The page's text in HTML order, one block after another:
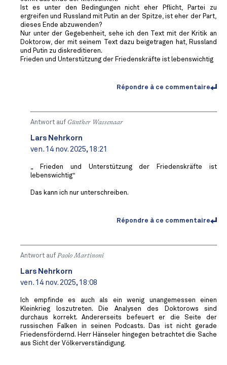
Ist es unter den Bedingungen nicht eher Pflicht, Partei zu
ergreifen und Russland mit Putin an der Spitze, ist eher der Part,
dieses Ende abzuwenden?
Nur unter der Gegebenheit, sehe ich den Text mit der Kritik an
Doktorow, der mit seinem Text dazu beigetragen hat, Russland
und Putin zu diskreditieren.
Frieden und Unterstützung der Friedenskräfte ist lebenswichtig
Répondre à ce commentaire
Antwort auf Günther Wassenaar
Lars Nehrkorn
ven. 14 nov. 2025, 18:21
„ Frieden und Unterstützung der Friedenskräfte ist
lebenswichtig“
Das kann ich nur unterschreiben.
Répondre à ce commentaire
Antwort auf Paolo Martinoni
Lars Nehrkorn
ven. 14 nov. 2025, 18:08
Ich empfinde es auch als ein wenig unangemessen einen
Kleinkrieg loszutreten. Die Analysen des Doktorows sind
durchaus korrekt. Andererseits befeuert er die Seite der
russischen Falken in seinen Podcasts. Das ist nicht gerade
Friedensfördernd. Herr Hänseler hingegen betrachtet die Sache
aus Sicht der Völkerverständigung.